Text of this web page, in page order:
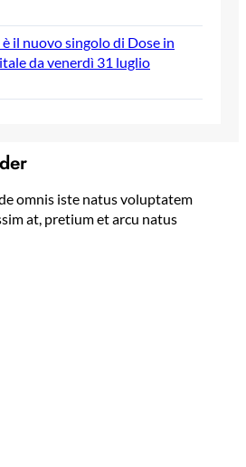
è il nuovo singolo di Dose in
da venerdì 31 luglio
omnis iste natus voluptatem
at, pretium et arcu natus